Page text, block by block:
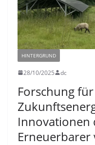
HINTERGRUND
28/10/2025 dc
Forschung
Innovationen